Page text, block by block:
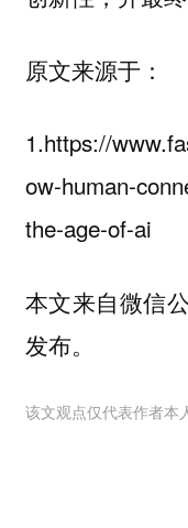
原文来源于：
1.https://
ow-human-
the-age-of-ai
本文来自微信
发布。
该文观点仅代表作者本